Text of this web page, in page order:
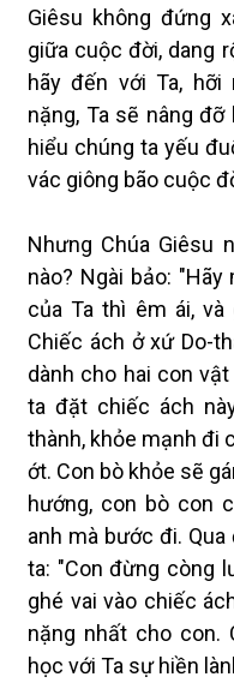
Giêsu không đứng
giữa cuộc đời, dang
hãy đến với Ta, hỡi
nặng, Ta sẽ nâng
hiểu chúng ta yếu
vác giông bão cuộc
Nhưng Chúa Giêsu
nào? Ngài bảo:
của Ta thì êm ái, và
Chiếc ách ở xứ Do-
dành cho hai con
ta đặt chiếc ách
thành, khỏe mạnh đi
ớt. Con bò khỏe sẽ
hướng, con bò con
anh mà bước đi.
ta: "Con đừng còng
ghé vai vào chiếc
nặng nhất cho con.
học với Ta sự hiền